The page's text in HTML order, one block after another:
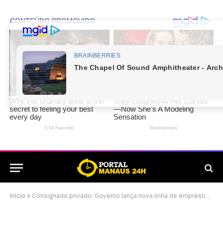
Início » Consignado privado: Governo lança nova linha de empréstimo com garantia do FGTS; veja como funciona